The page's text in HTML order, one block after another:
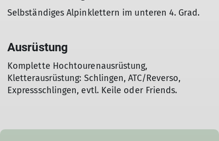
Selbständiges Alpinklettern im unteren 4. Grad.
Ausrüstung
Komplette Hochtourenausrüstung,
Kletterausrüstung: Schlingen, ATC/Reverso,
Expressschlingen, evtl. Keile oder Friends.